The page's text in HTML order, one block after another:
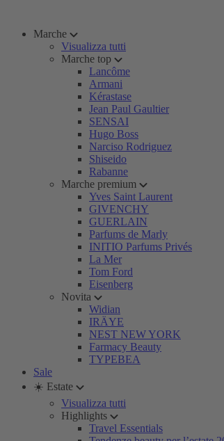
Marche
Visualizza tutti
Marche top
Lancôme
Armani
Kérastase
Jean Paul Gaultier
SENSAI
Hugo Boss
Narciso Rodriguez
Shiseido
Rabanne
Marche premium
Yves Saint Laurent
GIVENCHY
GUERLAIN
Parfums de Marly
INITIO Parfums Privés
La Mer
Tom Ford
Eisenberg
Novita
Widian
IRÄYE
NEST NEW YORK
Farmacy Beauty
TYPEBEA
Sale
☀️ Estate
Visualizza tutti
Highlights
Travel Essentials